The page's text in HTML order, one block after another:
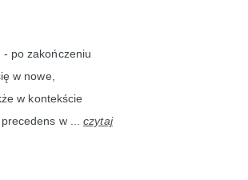
- po zakończeniu
w nowe,
w kontekście
precedens w ...czytaj